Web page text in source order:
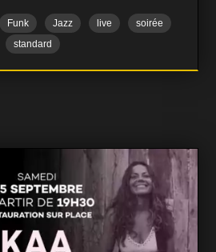
Funk Jazz live
soirée
standard